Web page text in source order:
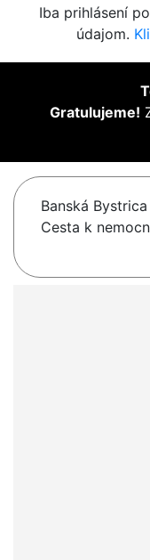
Iba prihlásení
údajom.
Gratulujeme!
Banská Bystrica
Cesta k